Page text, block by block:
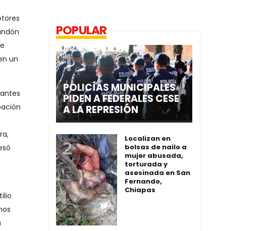
un
POPULAR
POLICÍAS MUNICIPALES
PIDEN A FEDERALES CESE
A LA REPRESIÓN
Localizan en
bolsas de nailo a
mujer abusada,
torturada y
asesinada en San
Fernando,
Chiapas